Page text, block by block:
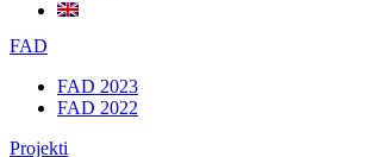
FAD
FAD 2023
FAD 2022
Projekti